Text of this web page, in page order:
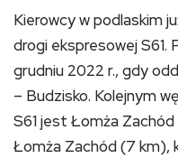
Kierowcy w podlaskim
drogi ekspresowej S61.
grudniu 2022 r., gdy
– Budzisko. Kolejnym
S61 jest Łomża
Łomża Zachód (7 km),